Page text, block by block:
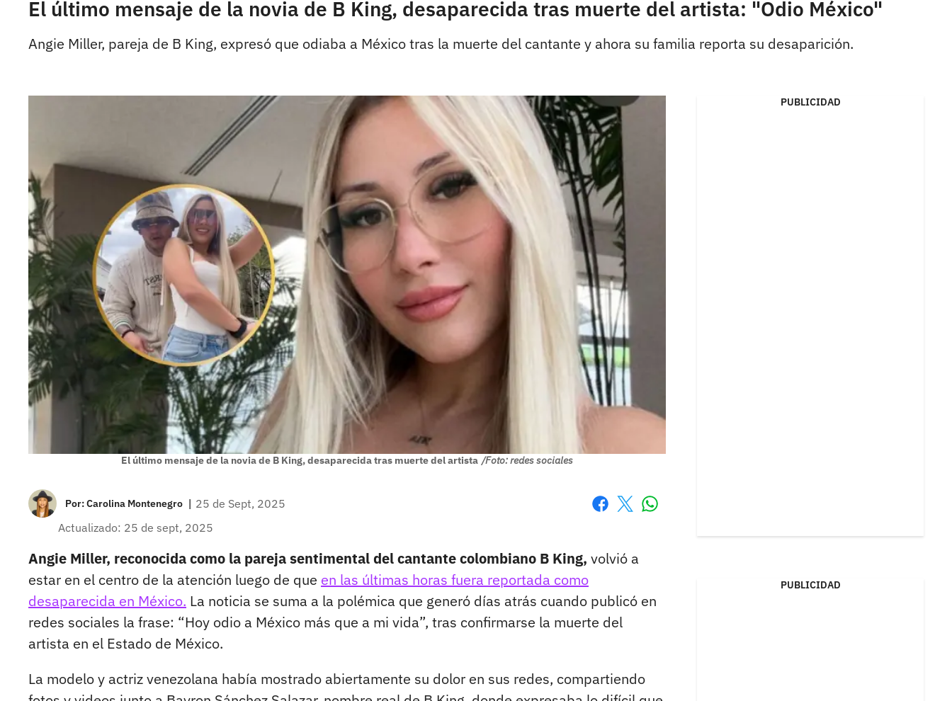
El último mensaje de la novia de B King, desaparecida tras muerte del artista: "Odio México"
Angie Miller, pareja de B King, expresó que odiaba a México tras la muerte del cantante y ahora su familia reporta su desaparición.
El último mensaje de la novia de B King, desaparecida tras muerte del artista /Foto: redes sociales
Por:Carolina Montenegro | 25 de Sept, 2025
Actualizado: 25 de sept, 2025
Angie Miller, reconocida como la pareja sentimental del cantante colombiano B King, volvió a
estar en el centro de la atención luego de que en las últimas horas fuera reportada como
desaparecida en México. La noticia se suma a la polémica que generó días atrás cuando publicó en
redes sociales la frase: “Hoy odio a México más que a mi vida”, tras confirmarse la muerte del
artista en el Estado de México.
La modelo y actriz venezolana había mostrado abiertamente su dolor en sus redes, compartiendo
PUBLICIDAD
PUBLICIDAD